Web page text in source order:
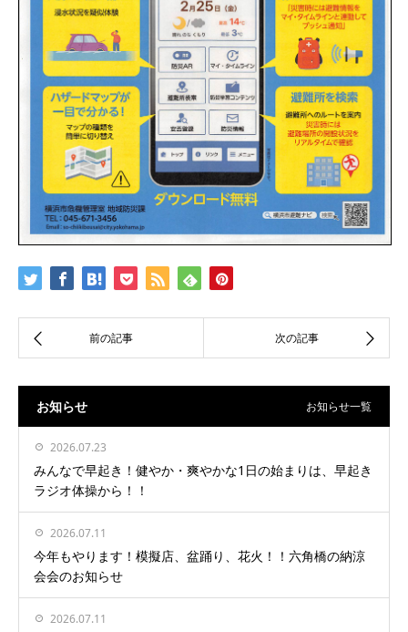
お知らせ お知らせ一覧
2026.07.23
みんなで早起き！健やか・爽やかな1日の始まりは、早起き
ラジオ体操から！！
2026.07.11
今年もやります！模擬店、盆踊り、花火！！六角橋の納涼
会会のお知らせ
2026.07.11